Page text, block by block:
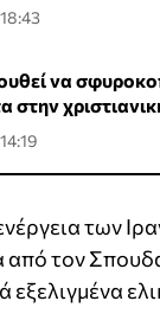
να
στην
των
τον
εξελιγμένα